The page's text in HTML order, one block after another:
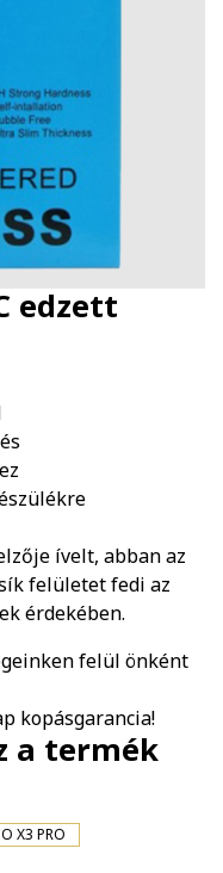
edzett
ívelt, abban az
felületet fedi az
érdekében.
felül önként
kopásgarancia!
a termék
X3 PRO